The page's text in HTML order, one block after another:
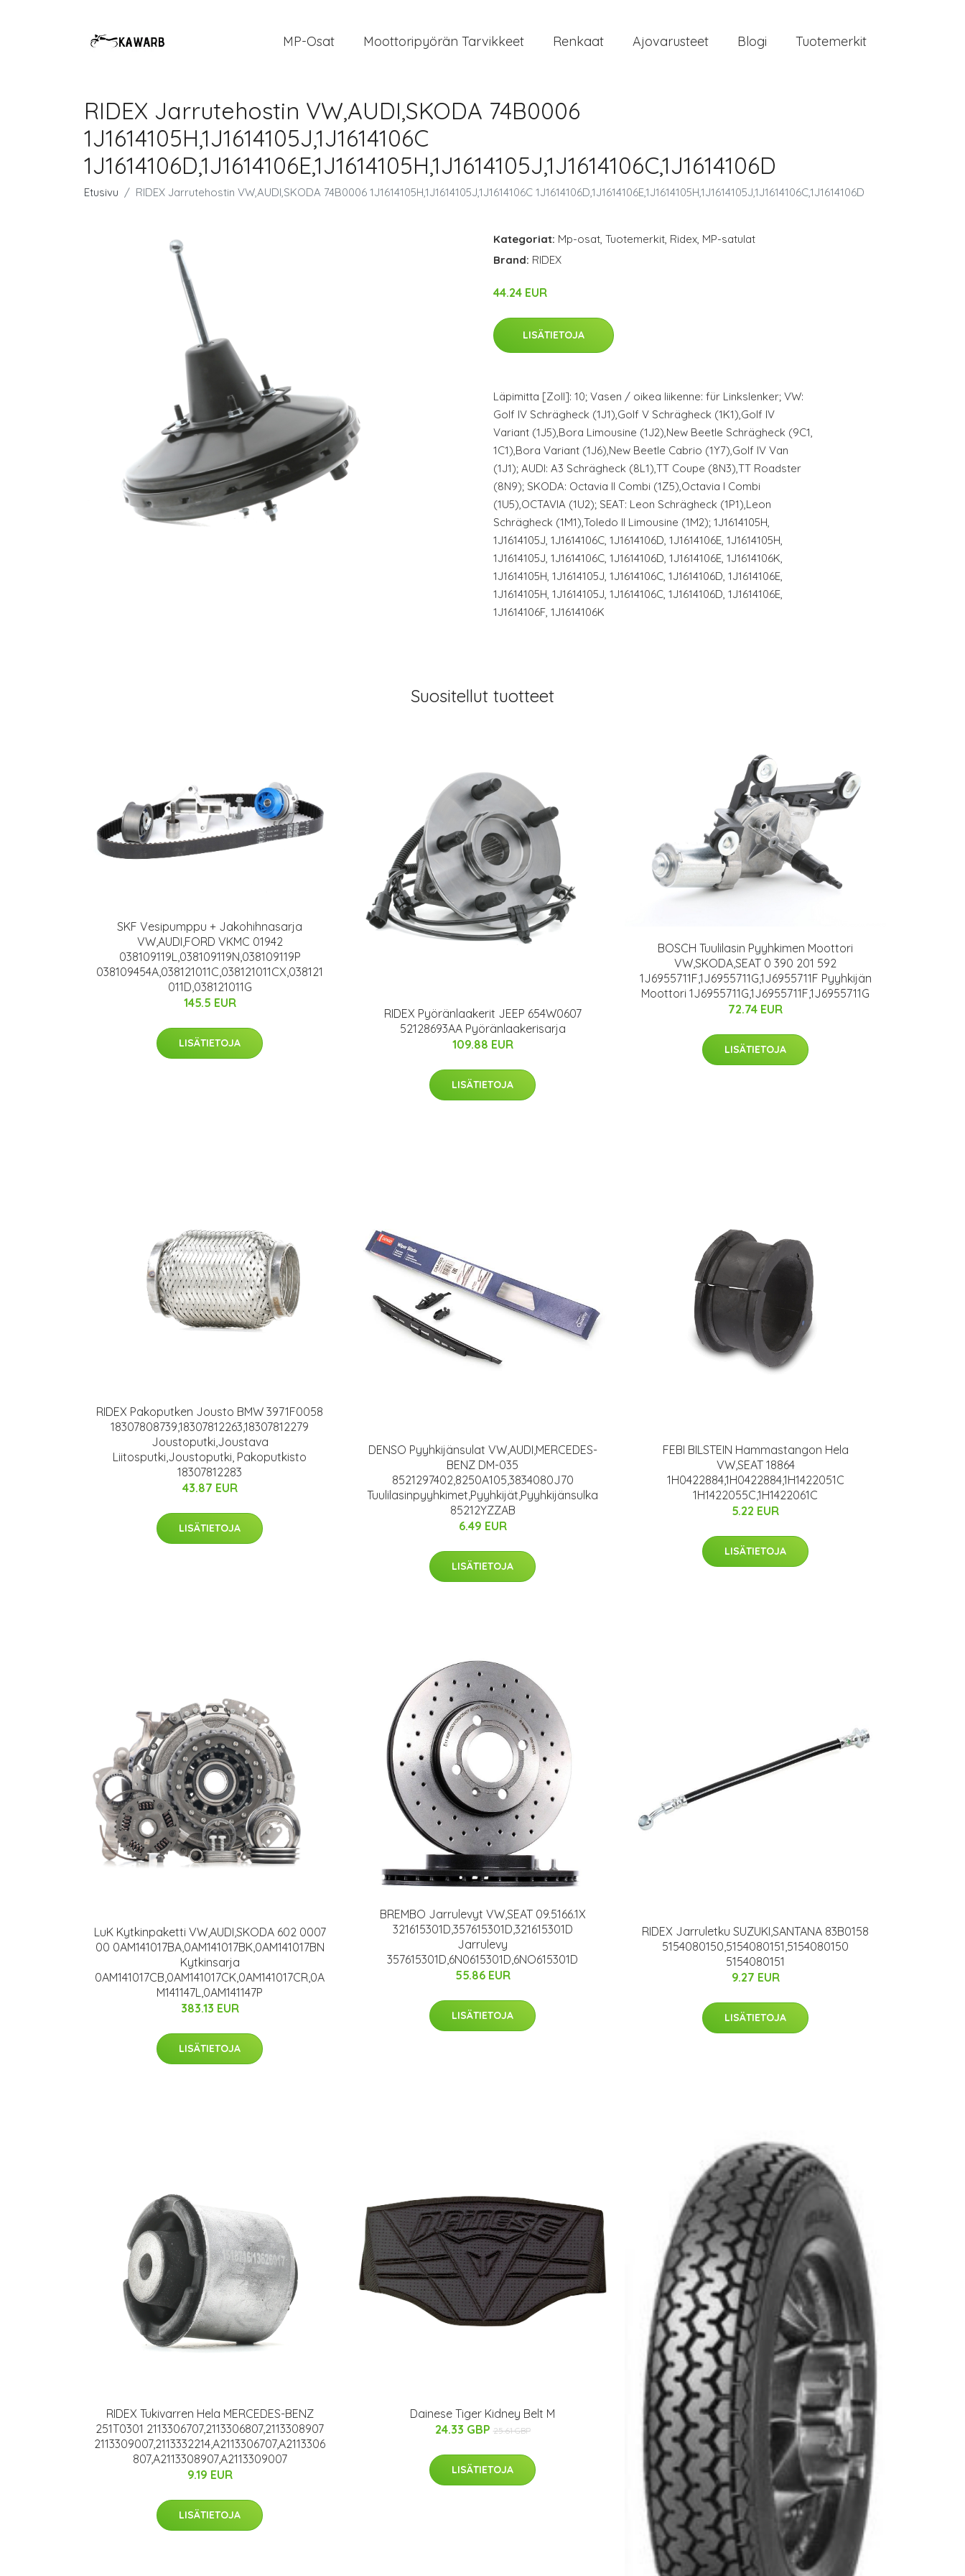
MP-Osat Moottoripyörän Tarvikkeet Renkaat Ajovarusteet Blogi Tuotemerkit
RIDEX Jarrutehostin VW,AUDI,SKODA 74B0006
1J1614105H,1J1614105J,1J1614106C
1J1614106D,1J1614106E,1J1614105H,1J1614105J,1J1614106C,1J1614106D
Etusivu RIDEX Jarrutehostin VW,AUDI,SKODA 74B0006 1J1614105H,1J1614105J,1J1614106C 1J1614106D,1J1614106E,1J1614105H,1J1614105J,1J1614106C,1J1614106D
Kategoriat: Mp-osat, Tuotemerkit, Ridex, MP-satulat
Brand: RIDEX
44.24 EUR
LISÄTIETOJA
Läpimitta [Zoll]: 10; Vasen / oikea liikenne: für Linkslenker; VW:
Golf IV Schrägheck (1J1),Golf V Schrägheck (1K1),Golf IV
Variant (1J5),Bora Limousine (1J2),New Beetle Schrägheck (9C1,
1C1),Bora Variant (1J6),New Beetle Cabrio (1Y7),Golf IV Van
(1J1); AUDI: A3 Schrägheck (8L1),TT Coupe (8N3),TT Roadster
(8N9); SKODA: Octavia II Combi (1Z5),Octavia I Combi
(1U5),OCTAVIA (1U2); SEAT: Leon Schrägheck (1P1),Leon
Schrägheck (1M1),Toledo II Limousine (1M2); 1J1614105H,
1J1614105J, 1J1614106C, 1J1614106D, 1J1614106E, 1J1614105H,
1J1614105J, 1J1614106C, 1J1614106D, 1J1614106E, 1J1614106K,
1J1614105H, 1J1614105J, 1J1614106C, 1J1614106D, 1J1614106E,
1J1614105H, 1J1614105J, 1J1614106C, 1J1614106D, 1J1614106E,
1J1614106F, 1J1614106K
Suositellut tuotteet
SKF Vesipumppu + Jakohihnasarja
VW,AUDI,FORD VKMC 01942
038109119L,038109119N,038109119P
038109454A,038121011C,038121011CX,038121
011D,038121011G
145.5 EUR
LISÄTIETOJA
RIDEX Pyöränlaakerit JEEP 654W0607
52128693AA Pyöränlaakerisarja
109.88 EUR
LISÄTIETOJA
BOSCH Tuulilasin Pyyhkimen Moottori
VW,SKODA,SEAT 0 390 201 592
1J6955711F,1J6955711G,1J6955711F Pyyhkijän
Moottori 1J6955711G,1J6955711F,1J6955711G
72.74 EUR
LISÄTIETOJA
RIDEX Pakoputken Jousto BMW 3971F0058
18307808739,18307812263,18307812279
Joustoputki,Joustava
Liitosputki,Joustoputki, Pakoputkisto
18307812283
43.87 EUR
LISÄTIETOJA
DENSO Pyyhkijänsulat VW,AUDI,MERCEDES-
BENZ DM-035
8521297402,8250A105,3834080J70
Tuulilasinpyyhkimet,Pyyhkijät,Pyyhkijänsulka
85212YZZAB
6.49 EUR
LISÄTIETOJA
FEBI BILSTEIN Hammastangon Hela
VW,SEAT 18864
1H0422884,1H0422884,1H1422051C
1H1422055C,1H1422061C
5.22 EUR
LISÄTIETOJA
LuK Kytkinpaketti VW,AUDI,SKODA 602 0007
00 0AM141017BA,0AM141017BK,0AM141017BN
Kytkinsarja
0AM141017CB,0AM141017CK,0AM141017CR,0A
M141147L,0AM141147P
383.13 EUR
LISÄTIETOJA
BREMBO Jarrulevyt VW,SEAT 09.5166.1X
321615301D,357615301D,321615301D
Jarrulevy
357615301D,6N0615301D,6NO615301D
55.86 EUR
LISÄTIETOJA
RIDEX Jarruletku SUZUKI,SANTANA 83B0158
5154080150,5154080151,5154080150
5154080151
9.27 EUR
LISÄTIETOJA
RIDEX Tukivarren Hela MERCEDES-BENZ
251T0301 2113306707,2113306807,2113308907
2113309007,2113332214,A2113306707,A2113306
807,A2113308907,A2113309007
9.19 EUR
LISÄTIETOJA
Dainese Tiger Kidney Belt M
24.33 GBP 25.61 GBP
LISÄTIETOJA